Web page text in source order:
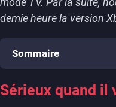
demie heure la version
Sommaire
Sérieux quand il